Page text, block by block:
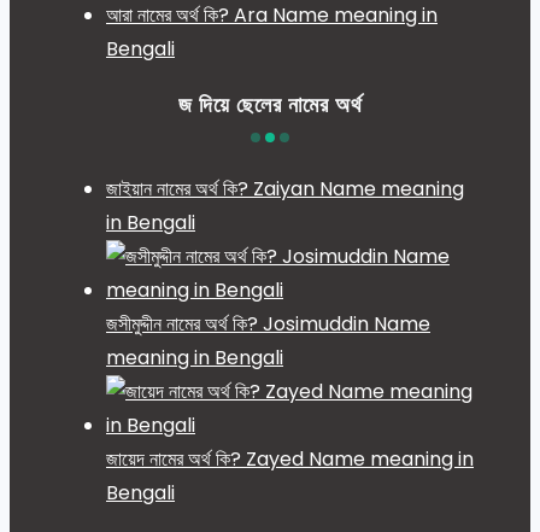
আরা নামের অর্থ কি? Ara Name meaning in
Bengali
জ দিয়ে ছেলের নামের অর্থ
জাইয়ান নামের অর্থ কি? Zaiyan Name meaning
in Bengali
জসীমুদ্দীন নামের অর্থ কি? Josimuddin Name
meaning in Bengali
জায়েদ নামের অর্থ কি? Zayed Name meaning in
Bengali